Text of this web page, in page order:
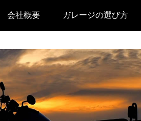
会社概要 ガレージの選び方